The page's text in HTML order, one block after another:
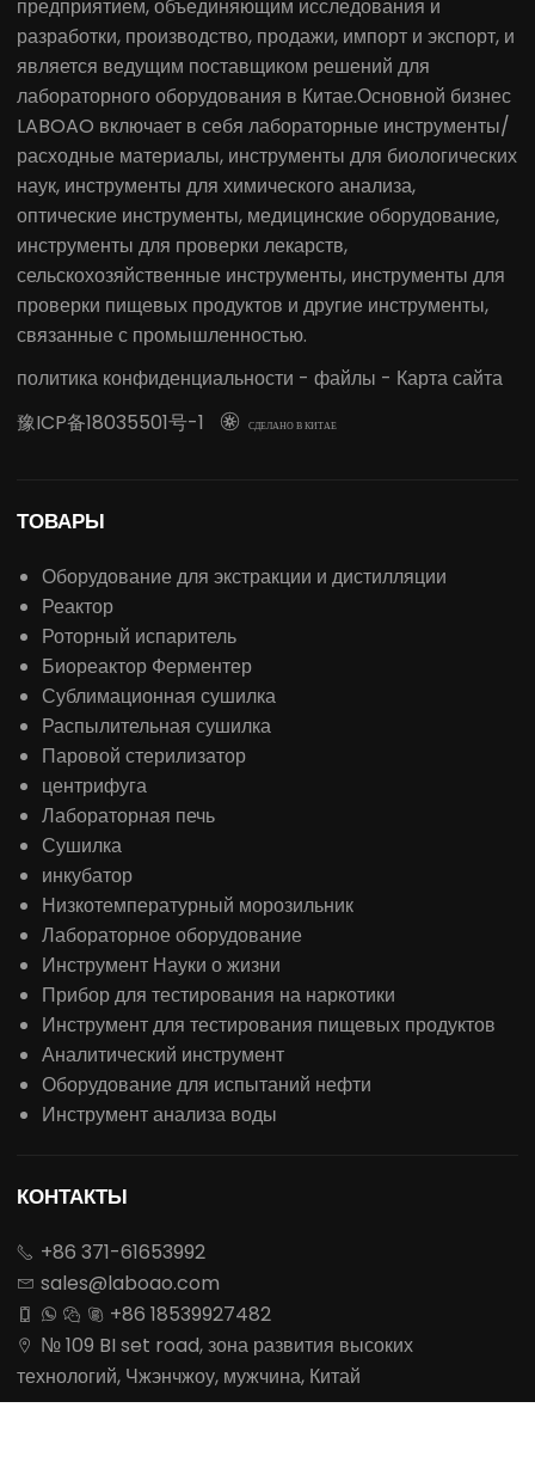
Поставщик профессиональных лабораторных решений
LABOAO является высокотехнологичным
предприятием, объединяющим исследования и
разработки, производство, продажи, импорт и экспорт, и
является ведущим поставщиком решений для
лабораторного оборудования в Китае.Основной бизнес
LABOAO включает в себя лабораторные инструменты/
расходные материалы, инструменты для биологических
оптические инструменты, медицинские оборудование,
проверки пищевых продуктов и другие инструменты,
политика конфиденциальности
файлы
Карта сайта
豫ICP备18035501号-1

ТОВАРЫ
Оборудование для экстракции и дистилляции
Реактор
Роторный испаритель
Биореактор Ферментер
Сублимационная сушилка
Распылительная сушилка
Паровой стерилизатор
центрифуга
Лабораторная печь
Сушилка
инкубатор
Низкотемпературный морозильник
Прибор для тестирования на наркотики
Инструмент для тестирования пищевых продуктов
Аналитический инструмент
Оборудование для испытаний нефти
Инструмент анализа воды